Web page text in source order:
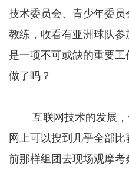
技术委员会、青少年委员
教练，收看有亚洲球队
是一项不可或缺的重要
做了吗？
互联网技术的发展，
网上可以搜到几乎全部
前那样组团去现场观摩